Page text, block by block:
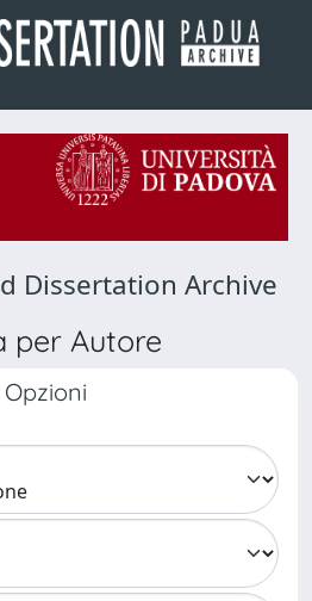
Dissertation Archive
per Autore
Opzioni